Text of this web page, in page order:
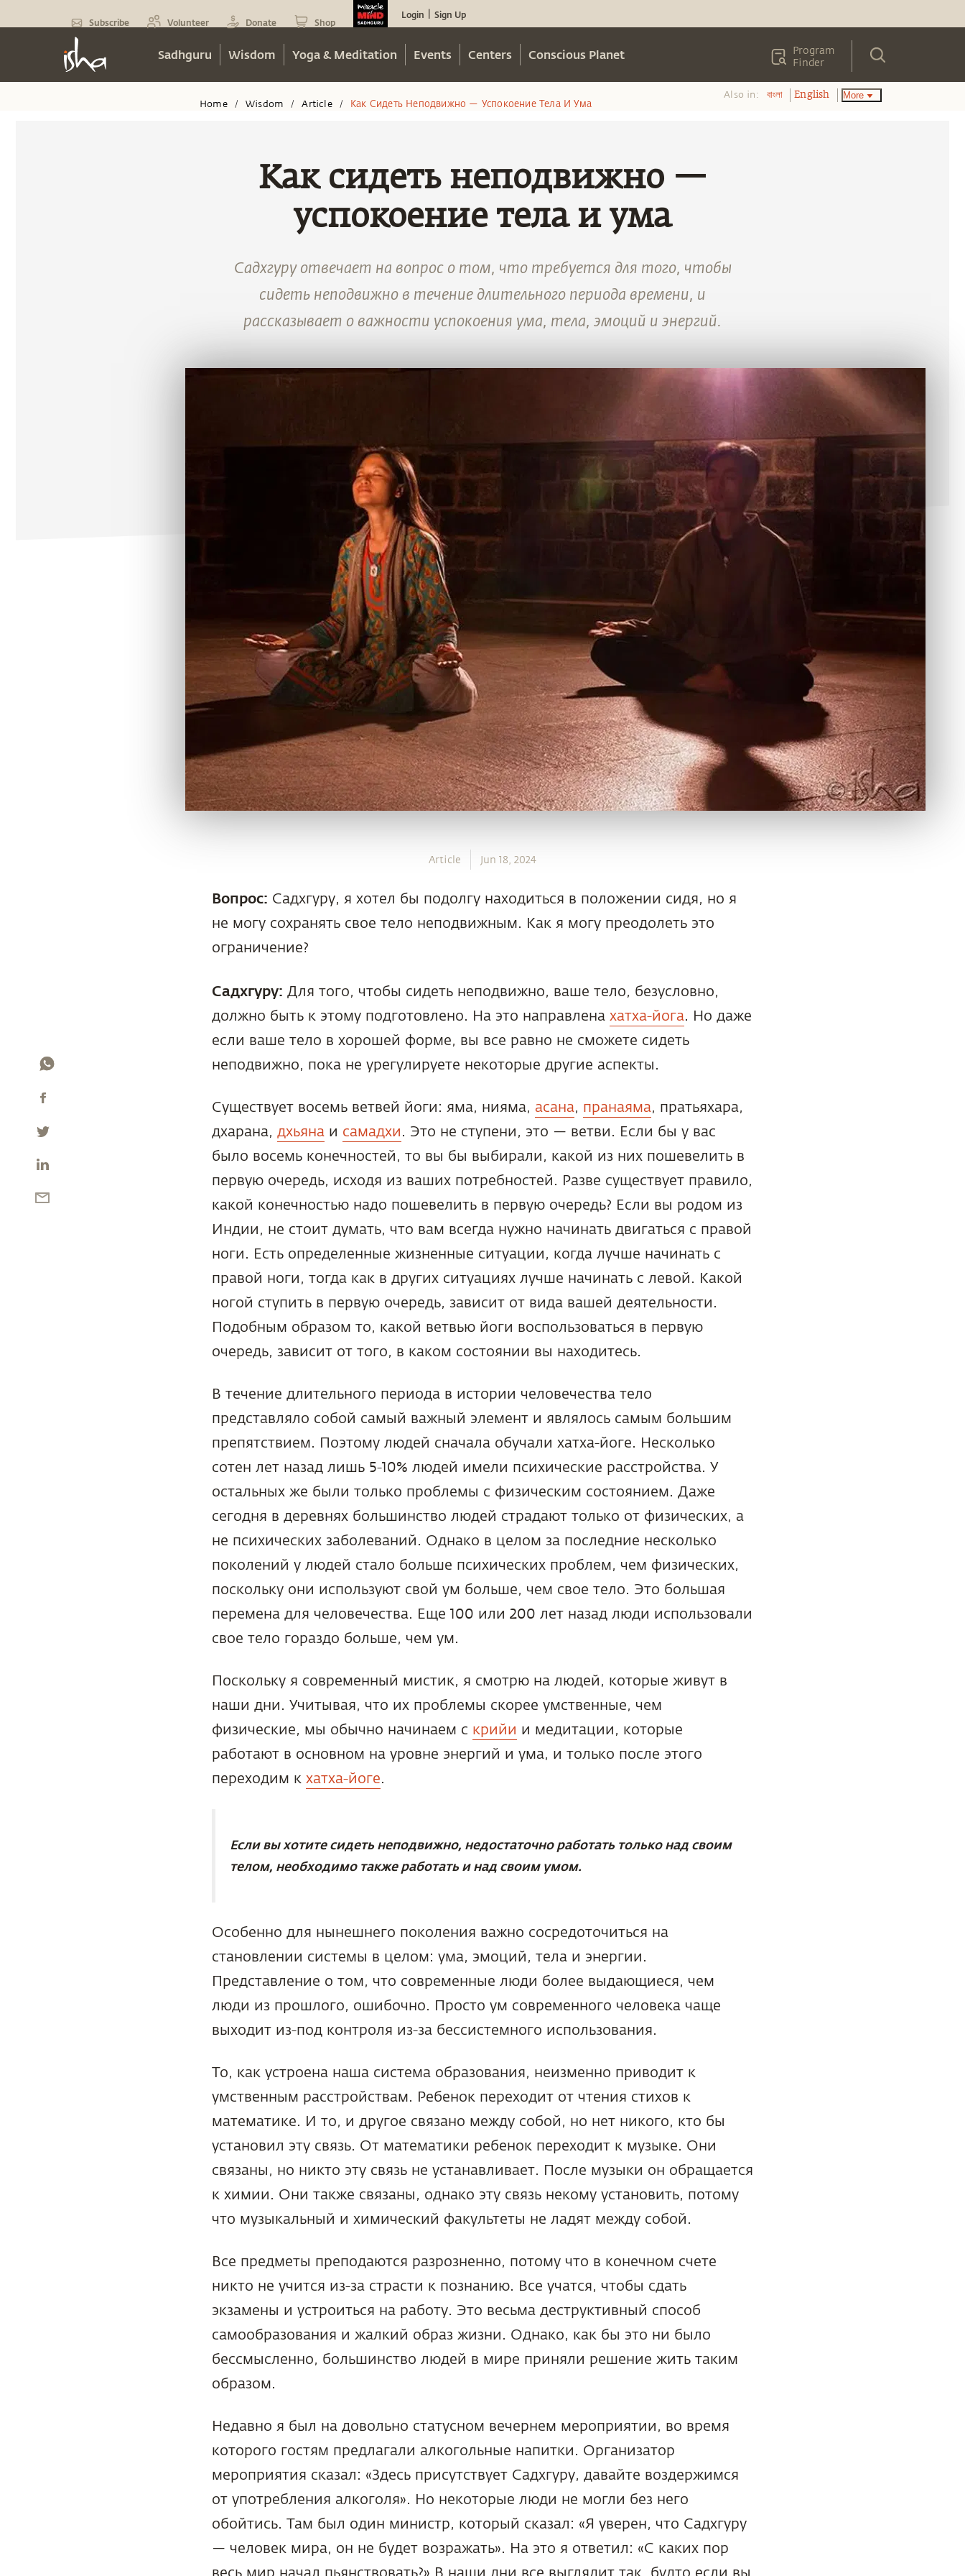
Subscribe Volunteer Donate Shop
Login Sign Up
Sadhguru Wisdom Yoga & Meditation Events Centers Conscious Planet
Program
Finder
Home / Wisdom / Article / Как Сидеть Неподвижно — Успокоение Тела И Ума
Also in: বাংলা English More
Как сидеть неподвижно —
успокоение тела и ума
Садхгуру отвечает на вопрос о том, что требуется для того, чтобы
сидеть неподвижно в течение длительного периода времени, и
рассказывает о важности успокоения ума, тела, эмоций и энергий.
Article Jun 18, 2024
Вопрос: Садхгуру, я хотел бы подолгу находиться в положении сидя, но я
не могу сохранять свое тело неподвижным. Как я могу преодолеть это
ограничение?
Садхгуру: Для того, чтобы сидеть неподвижно, ваше тело, безусловно,
должно быть к этому подготовлено. На это направлена хатха-йога. Но даже
если ваше тело в хорошей форме, вы все равно не сможете сидеть
неподвижно, пока не урегулируете некоторые другие аспекты.
Существует восемь ветвей йоги: яма, нияма, асана, пранаяма, пратьяхара,
дхарана, дхьяна и самадхи. Это не ступени, это — ветви. Если бы у вас
было восемь конечностей, то вы бы выбирали, какой из них пошевелить в
первую очередь, исходя из ваших потребностей. Разве существует правило,
какой конечностью надо пошевелить в первую очередь? Если вы родом из
Индии, не стоит думать, что вам всегда нужно начинать двигаться с правой
ноги. Есть определенные жизненные ситуации, когда лучше начинать с
правой ноги, тогда как в других ситуациях лучше начинать с левой. Какой
ногой ступить в первую очередь, зависит от вида вашей деятельности.
Подобным образом то, какой ветвью йоги воспользоваться в первую
очередь, зависит от того, в каком состоянии вы находитесь.
В течение длительного периода в истории человечества тело
представляло собой самый важный элемент и являлось самым большим
препятствием. Поэтому людей сначала обучали хатха-йоге. Несколько
сотен лет назад лишь 5-10% людей имели психические расстройства. У
остальных же были только проблемы с физическим состоянием. Даже
сегодня в деревнях большинство людей страдают только от физических, а
не психических заболеваний. Однако в целом за последние несколько
поколений у людей стало больше психических проблем, чем физических,
поскольку они используют свой ум больше, чем свое тело. Это большая
перемена для человечества. Еще 100 или 200 лет назад люди использовали
свое тело гораздо больше, чем ум.
Поскольку я современный мистик, я смотрю на людей, которые живут в
наши дни. Учитывая, что их проблемы скорее умственные, чем
физические, мы обычно начинаем с крийи и медитации, которые
работают в основном на уровне энергий и ума, и только после этого
переходим к хатха-йоге.
Если вы хотите сидеть неподвижно, недостаточно работать только над своим
телом, необходимо также работать и над своим умом.
Особенно для нынешнего поколения важно сосредоточиться на
становлении системы в целом: ума, эмоций, тела и энергии.
Представление о том, что современные люди более выдающиеся, чем
люди из прошлого, ошибочно. Просто ум современного человека чаще
выходит из-под контроля из-за бессистемного использования.
То, как устроена наша система образования, неизменно приводит к
умственным расстройствам. Ребенок переходит от чтения стихов к
математике. И то, и другое связано между собой, но нет никого, кто бы
установил эту связь. От математики ребенок переходит к музыке. Они
связаны, но никто эту связь не устанавливает. После музыки он обращается
к химии. Они также связаны, однако эту связь некому установить, потому
что музыкальный и химический факультеты не ладят между собой.
Все предметы преподаются разрозненно, потому что в конечном счете
никто не учится из-за страсти к познанию. Все учатся, чтобы сдать
экзамены и устроиться на работу. Это весьма деструктивный способ
самообразования и жалкий образ жизни. Однако, как бы это ни было
бессмысленно, большинство людей в мире приняли решение жить таким
образом.
Недавно я был на довольно статусном вечернем мероприятии, во время
которого гостям предлагали алкогольные напитки. Организатор
мероприятия сказал: «Здесь присутствует Садхгуру, давайте воздержимся
от употребления алкоголя». Но некоторые люди не могли без него
обойтись. Там был один министр, который сказал: «Я уверен, что Садхгуру
— человек мира, он не будет возражать». На это я ответил: «С каких пор
весь мир начал пьянствовать?» В наши дни все выглядит так, будто если вы